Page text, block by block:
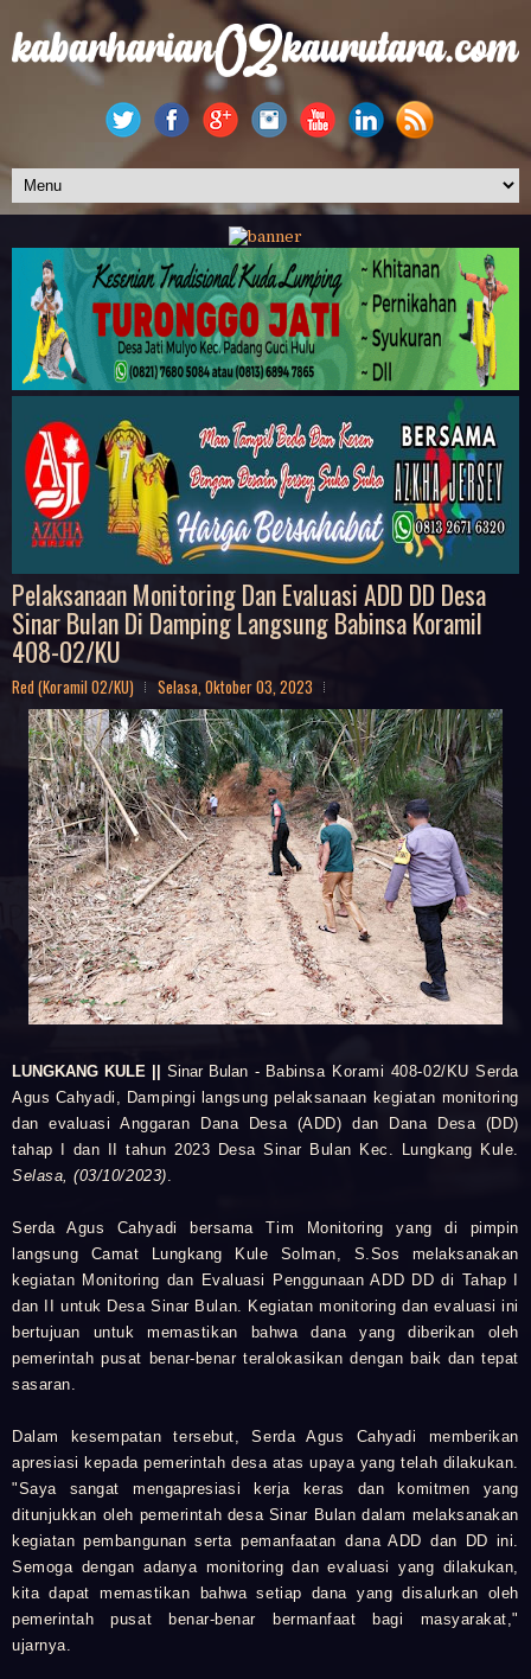
Pelaksanaan Monitoring Dan Evaluasi ADD DD Desa
Sinar Bulan Di Damping Langsung Babinsa Koramil
408-02/KU
Red (Koramil 02/KU) Selasa, Oktober 03, 2023
LUNGKANG KULE ||Sinar Bulan - Babinsa Korami 408-02/KUSerda
Agus Cahyadi, Dampingi langsung pelaksanaan kegiatan monitoring
dan evaluasi Anggaran Dana Desa (ADD) dan Dana Desa (DD)
tahap I dan II tahun 2023 Desa Sinar Bulan Kec. Lungkang Kule.
Selasa, (03/10/2023)
Serda Agus Cahyadi bersama Tim Monitoring yang di pimpin
langsung Camat Lungkang Kule Solman, S.Sos melaksanakan
kegiatan Monitoring dan Evaluasi Penggunaan ADD DD di Tahap I
dan II untuk Desa Sinar Bulan. Kegiatan monitoring dan evaluasi ini
bertujuan untuk memastikan bahwa dana yang diberikan oleh
pemerintah pusat benar-benar teralokasikan dengan baik dan tepat
sasaran.
Dalam kesempatan tersebut, Serda Agus Cahyadi memberikan
apresiasi kepada pemerintah desa atas upaya yang telah dilakukan.
"Saya sangat mengapresiasi kerja keras dan komitmen yang
ditunjukkan oleh pemerintah desa Sinar Bulan dalam melaksanakan
kegiatan pembangunan serta pemanfaatan dana ADD dan DD ini.
Semoga dengan adanya monitoring dan evaluasi yang dilakukan,
kita dapat memastikan bahwa setiap dana yang disalurkan oleh
pemerintah pusat benar-benar bermanfaat bagi masyarakat,"
ujarnya.